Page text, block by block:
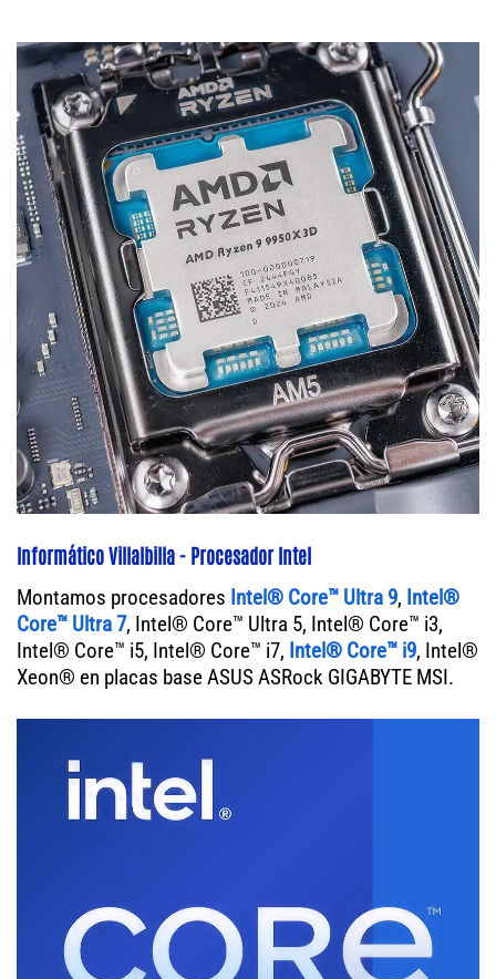
Informático Villalbilla - Procesador Intel
Montamos procesadores Intel® Core™ Ultra 9, Intel®
Core™ Ultra 7, Intel® Core™ Ultra 5, Intel® Core™ i3,
Intel® Core™ i5, Intel® Core™ i7, Intel® Core™ i9, Intel®
Xeon® en placas base ASUS ASRock GIGABYTE MSI.